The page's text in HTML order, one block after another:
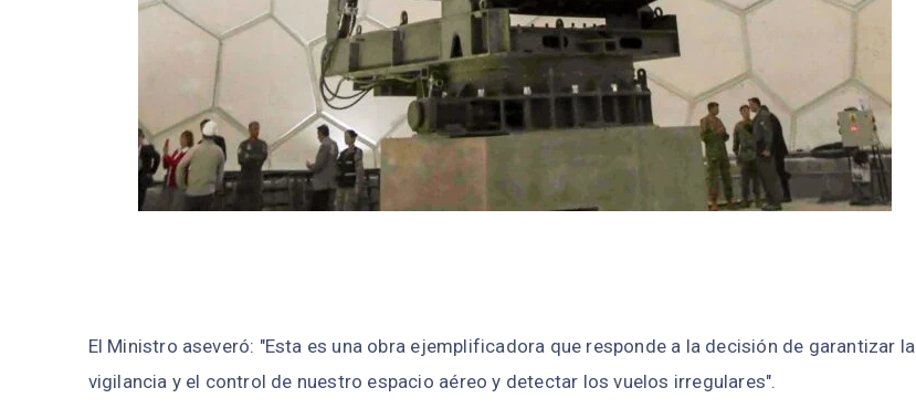
El Ministro aseveró: "Esta es una obra ejemplificadora que responde a la decisión de garantizar la
vigilancia y el control de nuestro espacio aéreo y detectar los vuelos irregulares".